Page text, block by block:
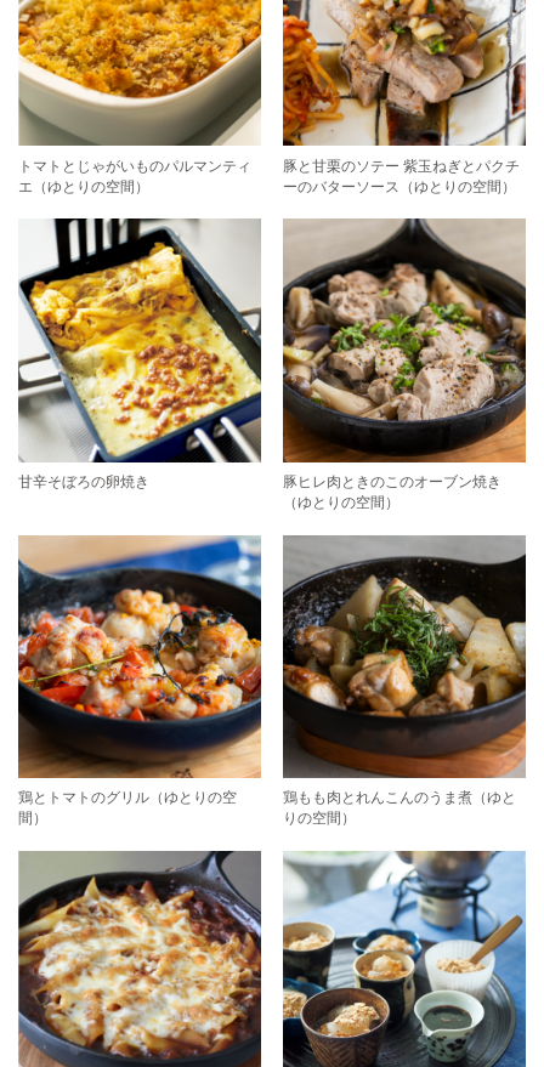
トマトとじゃがいものパルマンティ
エ（ゆとりの空間）
豚と甘栗のソテー 紫玉ねぎとパクチ
ーのバターソース（ゆとりの空間）
甘辛そぼろの卵焼き
豚ヒレ肉ときのこのオーブン焼き
（ゆとりの空間）
鶏とトマトのグリル（ゆとりの空
間）
鶏もも肉とれんこんのうま煮（ゆと
りの空間）